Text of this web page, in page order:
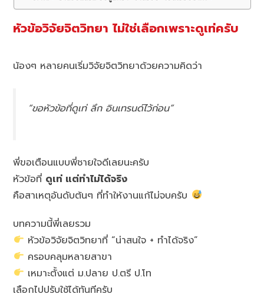
หัวข้อวิจัยจิตวิทยา ไม่ใช่เลือกเพราะดูเท่ครับ
น้องๆ หลายคนเริ่มวิจัยจิตวิทยาด้วยความคิดว่า
“ขอหัวข้อที่ดูเท่ ลึก อินเทรนด์ไว้ก่อน”
พี่ขอเตือนแบบพี่ชายใจดีเลยนะครับ
หัวข้อที่ ดูเท่ แต่ทำไม่ได้จริง
คือสาเหตุอันดับต้นๆ ที่ทำให้งานแก้ไม่จบครับ
บทความนี้พี่เลยรวม
หัวข้อวิจัยจิตวิทยาที่ “น่าสนใจ + ทำได้จริง”
ครอบคลุมหลายสาขา
เหมาะตั้งแต่ ม.ปลาย ป.ตรี ป.โท
เลือกไปปรับใช้ได้ทันทีครับ